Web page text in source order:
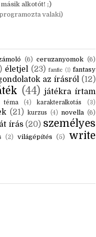
alkotót! ;)
valaki)
(6) ceruzanyomok (6)
életjel (23) fanfic (1) fantasy
az írásról (12)
(44) játékra írtam
téma (4) karakteralkotás (3)
(21) kurzus (4) novella (6)
írás (20) személyes
(2) világépítés (5)
write